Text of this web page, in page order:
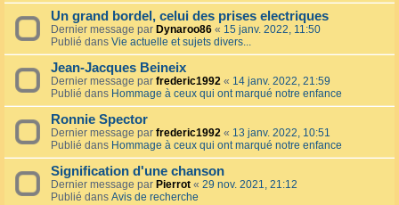
Un grand bordel, celui des prises electriques
Dernier message par Dynaroo86 « 15 janv. 2022, 11:50
Publié dans Vie actuelle et sujets divers...
Jean-Jacques Beineix
Dernier message par frederic1992 « 14 janv. 2022, 21:59
Publié dans Hommage à ceux qui ont marqué notre enfance
Ronnie Spector
Dernier message par frederic1992 « 13 janv. 2022, 10:51
Publié dans Hommage à ceux qui ont marqué notre enfance
Signification d'une chanson
Dernier message par Pierrot « 29 nov. 2021, 21:12
Publié dans Avis de recherche